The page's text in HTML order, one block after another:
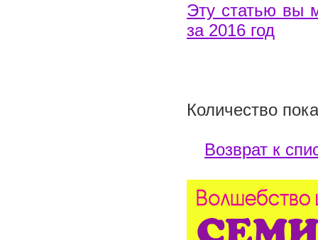
Эту статью вы
за 2016 год
Количество
Возврат к